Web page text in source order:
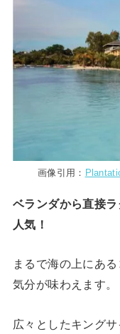
画像引用：
ベランダから直接
人気！
まるで海の上にあ
気分が味わえます。
広々としたキング